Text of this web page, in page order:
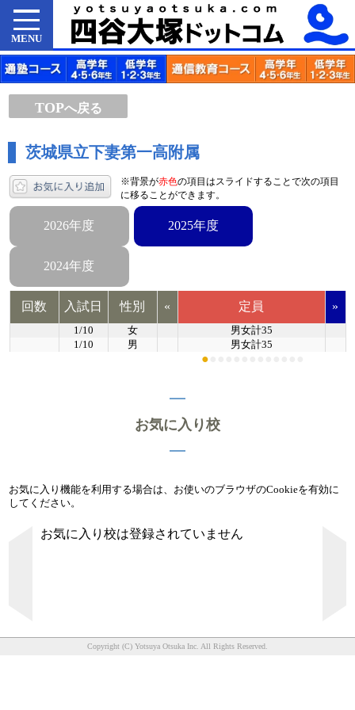
MENU
TOPへ戻る
茨城県立下妻第一高附属
※背景が赤色の項目はスライドすることで次の項目
に移ることができます。
2026年度 2025年度
2024年度
回数 入試日 性別 « 定員 »
1/10 女
男女計35
1/10
男 男女計35
●
お気に入り校
お気に入り機能を利用する場合は、お使いのブラウザのCookieを有効に
してください。
お気に入り校は登録されていません
Copyright (C) Yotsuya Otsuka Inc. All Rights Reserved.